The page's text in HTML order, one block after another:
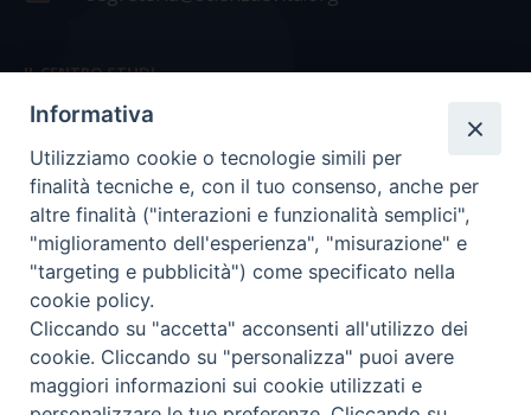
IL CENTRO STUDI
La nostra storia
Statuto
Presidenza e ufficio presidenza
Consiglio scientifico
Coordinamento nazionale
Informativa
Utilizziamo cookie o tecnologie simili per
finalità tecniche e, con il tuo consenso, anche per
altre finalità ("interazioni e funzionalità semplici",
"miglioramento dell'esperienza", "misurazione" e
"targeting e pubblicità") come specificato nella
cookie policy.
Cliccando su "accetta" acconsenti all'utilizzo dei
cookie. Cliccando su "personalizza" puoi avere
maggiori informazioni sui cookie utilizzati e